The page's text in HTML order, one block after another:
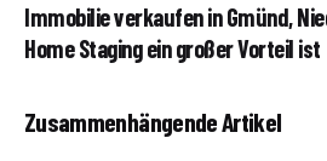
Immobilie verkaufen in Gmünd,
Home Staging ein großer Vorteil ist
Zusammenhängende Artikel